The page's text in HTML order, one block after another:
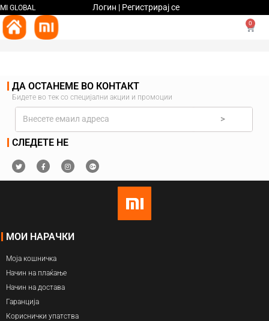
MI GLOBAL Логин | Регистрирај се
0
ДА ОСТАНЕМЕ ВО КОНТАКТ
Бидете во тек со специјални акции и промоции
>
СЛЕДЕТЕ НЕ
МОИ НАРАЧКИ
Моја кошничка
Начин на плаќање
Начин на достава
Гаранција
Кориснички упатства